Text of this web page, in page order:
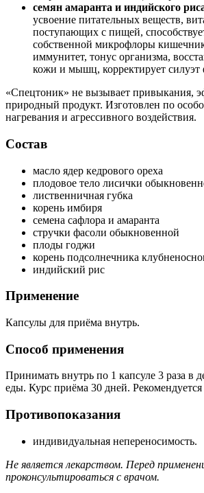
семян амаранта и индийского
усвоение питательных веществ,
поступающих с пищей,
собственной микрофлоры
иммунитет, тонус организма,
кожи и мышц, корректирует силуэт
«Спецтоник» не вызывает привыкания,
природный продукт. Изготовлен по
нагревания и агрессивного воздействия.
Состав
масло ядер кедрового ореха
плодовое тело лисички
лиственничная губка
корень имбиря
семена сафлора и амаранта
стручки фасоли обыкновенной
плоды годжи
корень подсолнечника
индийский рис
Применение
Капсулы для приёма внутрь.
Способ применения
Принимать внутрь по 1 капсуле 3 раза в
еды. Курс приёма 30 дней. Рекомендуется
Противопоказания
индивидуальная непереносимость.
Не является лекарством. Перед
проконсультироваться с врачом.